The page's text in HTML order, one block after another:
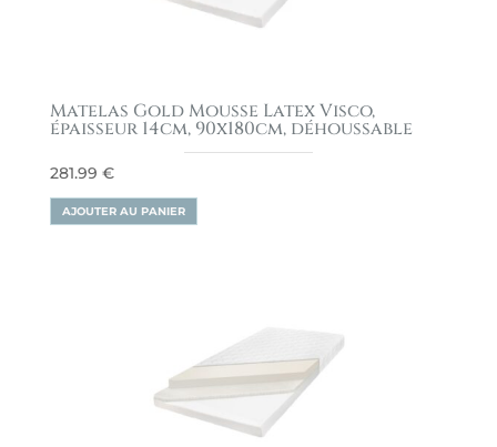
Matelas Gold Mousse Latex Visco,
épaisseur 14cm, 90x180cm, déhoussable
281.99 €
AJOUTER AU PANIER